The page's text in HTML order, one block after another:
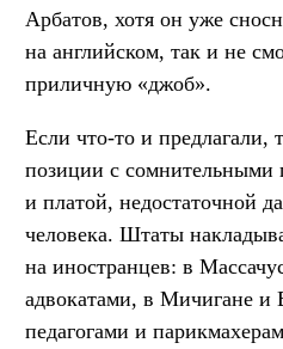
Арбатов, хотя он уже
на английском, так и не
приличную «джоб».
Если что-то и предлагали,
позиции с сомнительными
и платой, недостаточной
человека. Штаты
на иностранцев: в
адвокатами, в Мичигане
педагогами и